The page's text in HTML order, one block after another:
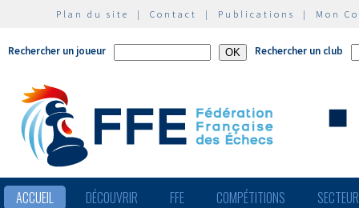
Plan du site | Contact | Publications | Mon
Rechercher un joueur Rechercher un club
ACCUEIL DÉCOUVRIR FFE COMPÉTITIONS